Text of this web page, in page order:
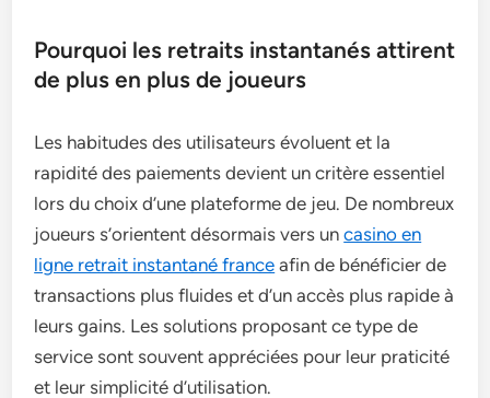
Pourquoi les retraits instantanés attirent
de plus en plus de joueurs
Les habitudes des utilisateurs évoluent et la
rapidité des paiements devient un critère essentiel
lors du choix d’une plateforme de jeu. De nombreux
joueurs s’orientent désormais vers uncasino en
ligne retrait instantané france afin de bénéficier de
transactions plus fluides et d’un accès plus rapide à
leurs gains. Les solutions proposant ce type de
service sont souvent appréciées pour leur praticité
et leur simplicité d’utilisation.